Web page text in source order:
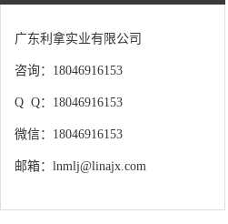
广东利拿实业有限公司
咨询：18046916153
Q Q：18046916153
微信：18046916153
邮箱：lnmlj@linajx.com